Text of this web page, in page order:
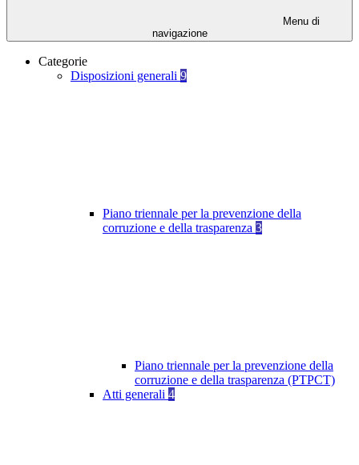
Menu di
navigazione
Categorie
Disposizioni generali 9
Piano triennale per la prevenzione della
corruzione e della trasparenza 3
Piano triennale per la prevenzione della
corruzione e della trasparenza (PTPCT)
Atti generali 4